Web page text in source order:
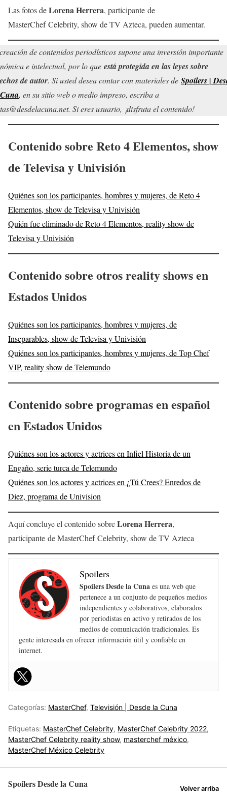
Las fotos deLorena Herrera, participante de
MasterChef Celebrity, show de TV Azteca, pueden aumentar.
de contenidos periodísticos supone una inversión importante
e intelectual, por lo que está protegida en las leyes sobre
de autor. Si usted desea contar con materiales de Spoilers |
, en su sitio web o medio impreso, escriba a
Si eres usuario, ¡disfruta el contenido!
Contenido sobre Reto 4 Elementos, show
de Televisa y Univisión
Quiénes son los participantes, hombres y mujeres, de Reto 4
Elementos, show de Televisa y Univisión
Quién fue eliminado de Reto 4 Elementos, reality show de
Televisa y Univisión
Contenido sobre otros reality shows en
Estados Unidos
Quiénes son los participantes, hombres y mujeres, de
Inseparables, show de Televisa y Univisión
Quiénes son los participantes, hombres y mujeres, de Top Chef
VIP, reality show de Telemundo
Contenido sobre programas en español
en Estados Unidos
Quiénes son los actores y actrices en Infiel Historia de un
Engaño, serie turca de Telemundo
Quiénes son los actores y actrices en ¿Tú Crees? Enredos de
Diez, programa de Univision
Aquí concluye el contenido sobreLorena Herrera,
participante de MasterChef Celebrity, show de TV Azteca
Spoilers
Spoilers Desde la Cuna es una web que
pertenece a un conjunto de pequeños medios
independientes y colaborativos, elaborados
por periodistas en activo y retirados de los
medios de comunicación tradicionales. Es
gente interesada en ofrecer información útil y confiable en
internet.
Categorías: MasterChef, Televisión | Desde la Cuna
Etiquetas: MasterChef Celebrity, MasterChef Celebrity 2022,
MasterChef Celebrity reality show, masterchef méxico,
MasterChef México Celebrity
Spoilers Desde la Cuna Volver arriba